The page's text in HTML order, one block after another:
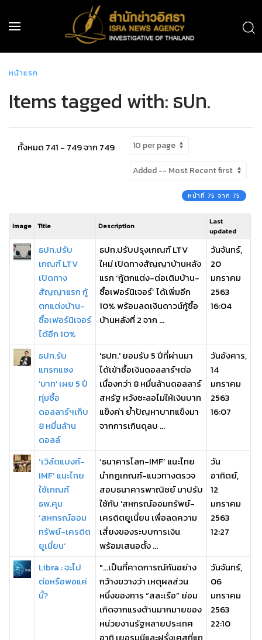
หน้าแรก
Items tagged with: ธปท.
ทั้งหมด 741 - 749 จาก 749
หน้าที่ 75 จาก 75
Image Title Description
Last
updated
ธปท.ปรับ
เกณฑ์ LTV
เปิดทาง
สัญญาแรก กู้
ตกแต่งบ้าน-
ซื้อเฟอร์นิเจอร์
ได้อีก 10%
ธปท.ปรับปรุงเกณฑ์ LTV
ใหม่ เปิดทางสัญญาบ้านหลัง
แรก ‘กู้ตกแต่ง-ต่อเติมบ้าน-
ซื้อเฟอร์นิเจอร์’ ได้เพิ่มอีก
10% พร้อมลดเงินดาวน์กู้ซื้อ
บ้านหลังที่ 2 จาก ...
วันจันทร์,
20
มกราคม
2563
16:04
ธปท.รับ
แทรกแซง
'บาท' เผย 5 ปี
ทุ่มซื้อ
ดอลลาร์ฯเก็บ
8 หมื่นล้าน
ดอลล์
'ธปท.' ยอมรับ 5 ปีที่ผ่านมา
ได้เข้าซื้อเงินดอลลาร์ฯต่อ
เนื่องกว่า 8 หมื่นล้านดอลลาร์
สหรัฐ หวังชะลอไม่ให้เงินบาท
แข็งค่า ย้ำปัญหาบาทแข็งมา
จากการเกินดุลบ ...
วันอังคาร,
14
มกราคม
2563
16:07
‘เวิล์ดแบงก์-
IMF’ แนะไทย
ใช้เกณฑ์
ธพ.คุม
‘สหกรณ์ออม
ทรัพย์-เครดิต
ยูเนี่ยน’
‘ธนาคารโลก-IMF’ แนะไทย
นำกฎเกณฑ์-แนวทางตรวจ
สอบธนาคารพาณิชย์ มาปรับ
ใช้กับ 'สหกรณ์ออมทรัพย์-
เครดิตยูเนี่ยน เพื่อลดความ
เสี่ยงของระบบการเงิน
พร้อมเสนอตั้ง ...
วัน
อาทิตย์,
12
มกราคม
2563
12:27
​Libra : จะไป
ต่อหรือพอแค่
นี้?
"...เป็นที่คาดการณ์กันอย่าง
กว้างขวางว่า เหตุผลส่วน
หนึ่งของการ “สละเรือ” ย่อม
เกิดจากแรงต้านมากมายของ
หน่วยงานรัฐหลายประเทศ
วันจันทร์,
06
มกราคม
2563
22:10